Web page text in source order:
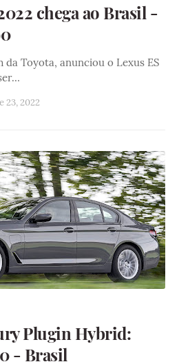
chega ao Brasil -
da Toyota, anunciou o Lexus ES
23, 2022
Plugin Hybrid:
- Brasil